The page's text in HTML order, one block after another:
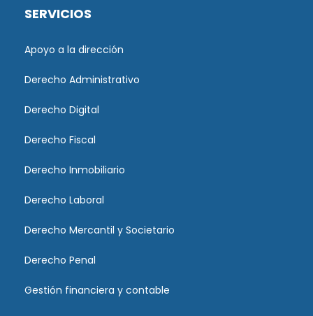
SERVICIOS
Apoyo a la dirección
Derecho Administrativo
Derecho Digital
Derecho Fiscal
Derecho Inmobiliario
Derecho Laboral
Derecho Mercantil y Societario
Derecho Penal
Gestión financiera y contable